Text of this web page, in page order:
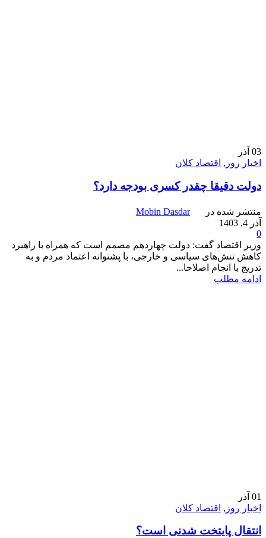
03 آذر
اخبار روز , اقتصاد کلان
دولت دقیقا چقدر کسری بودجه دارد؟
منتشر شده در
Mobin Dasdar
آذر 4, 1403
0
وزیر اقتصاد گفت: دولت چهاردهم مصمم است که همراه با راهبرد
کاهش تنش‌های سیاسی و خارجی، با پشتوانه اعتماد مردم و به
تدریج با انجام اصلاحا...
ادامه مطلب
01 آذر
اخبار روز , اقتصاد کلان
انتقال پایتخت شدنی است؟